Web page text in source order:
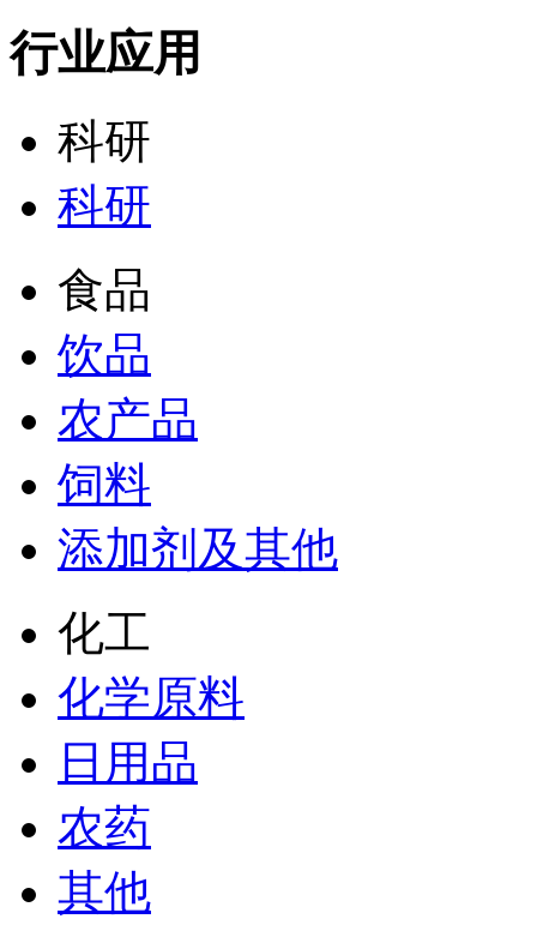
行业应用
科研
科研
食品
饮品
农产品
饲料
添加剂及其他
化工
化学原料
日用品
农药
其他